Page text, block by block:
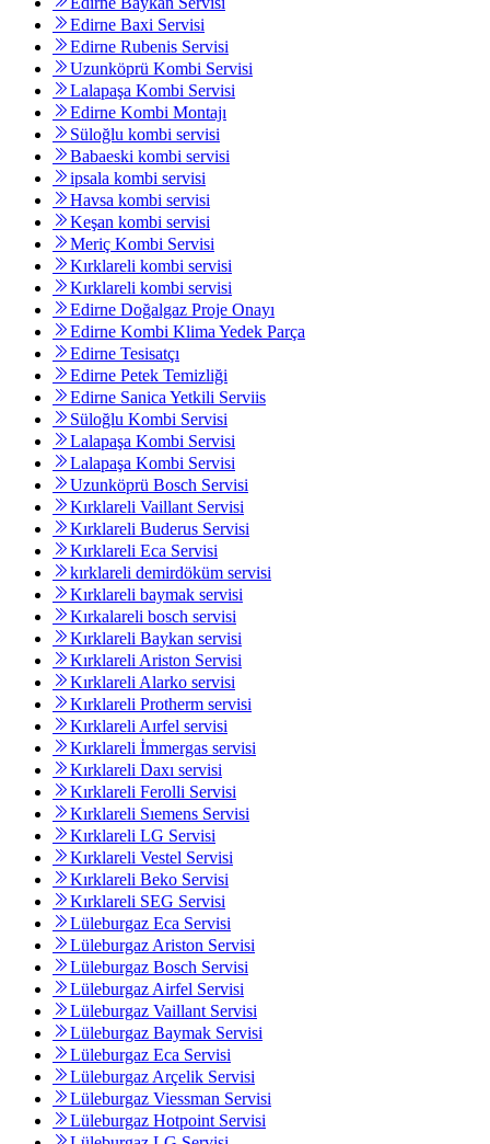
Edirne Baxi Servisi
Edirne Rubenis Servisi
Uzunköprü Kombi Servisi
Lalapaşa Kombi Servisi
Edirne Kombi Montajı
Süloğlu kombi servisi
Babaeski kombi servisi
ipsala kombi servisi
Havsa kombi servisi
Keşan kombi servisi
Meriç Kombi Servisi
Kırklareli kombi servisi
Kırklareli kombi servisi
Edirne Doğalgaz Proje Onayı
Edirne Kombi Klima Yedek Parça
Edirne Tesisatçı
Edirne Petek Temizliği
Edirne Sanica Yetkili Serviis
Süloğlu Kombi Servisi
Lalapaşa Kombi Servisi
Lalapaşa Kombi Servisi
Uzunköprü Bosch Servisi
Kırklareli Vaillant Servisi
Kırklareli Buderus Servisi
Kırklareli Eca Servisi
kırklareli demirdöküm servisi
Kırklareli baymak servisi
Kırkalareli bosch servisi
Kırklareli Baykan servisi
Kırklareli Ariston Servisi
Kırklareli Alarko servisi
Kırklareli Protherm servisi
Kırklareli Aırfel servisi
Kırklareli İmmergas servisi
Kırklareli Daxı servisi
Kırklareli Ferolli Servisi
Kırklareli Sıemens Servisi
Kırklareli LG Servisi
Kırklareli Vestel Servisi
Kırklareli Beko Servisi
Kırklareli SEG Servisi
Lüleburgaz Eca Servisi
Lüleburgaz Ariston Servisi
Lüleburgaz Bosch Servisi
Lüleburgaz Airfel Servisi
Lüleburgaz Vaillant Servisi
Lüleburgaz Baymak Servisi
Lüleburgaz Eca Servisi
Lüleburgaz Arçelik Servisi
Lüleburgaz Viessman Servisi
Lüleburgaz Hotpoint Servisi